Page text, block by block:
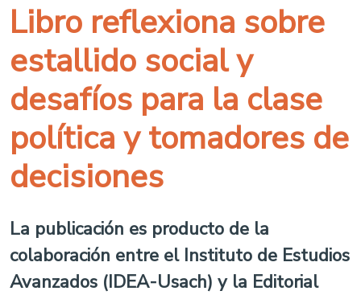
Libro reflexiona sobre
estallido social y
desafíos para la clase
política y tomadores de
decisiones
La publicación es producto de la
colaboración entre el Instituto de Estudios
Avanzados (IDEA-Usach) y la Editorial